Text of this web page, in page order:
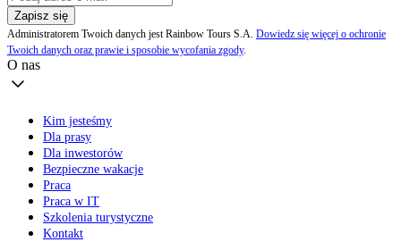
Zapisz się
Administratorem Twoich danych jest Rainbow Tours S.A. Dowiedz się więcej o ochronie
Twoich danych oraz prawie i sposobie wycofania zgody.
O nas
Kim jesteśmy
Dla prasy
Dla inwestorów
Bezpieczne wakacje
Praca
Praca w IT
Szkolenia turystyczne
Kontakt